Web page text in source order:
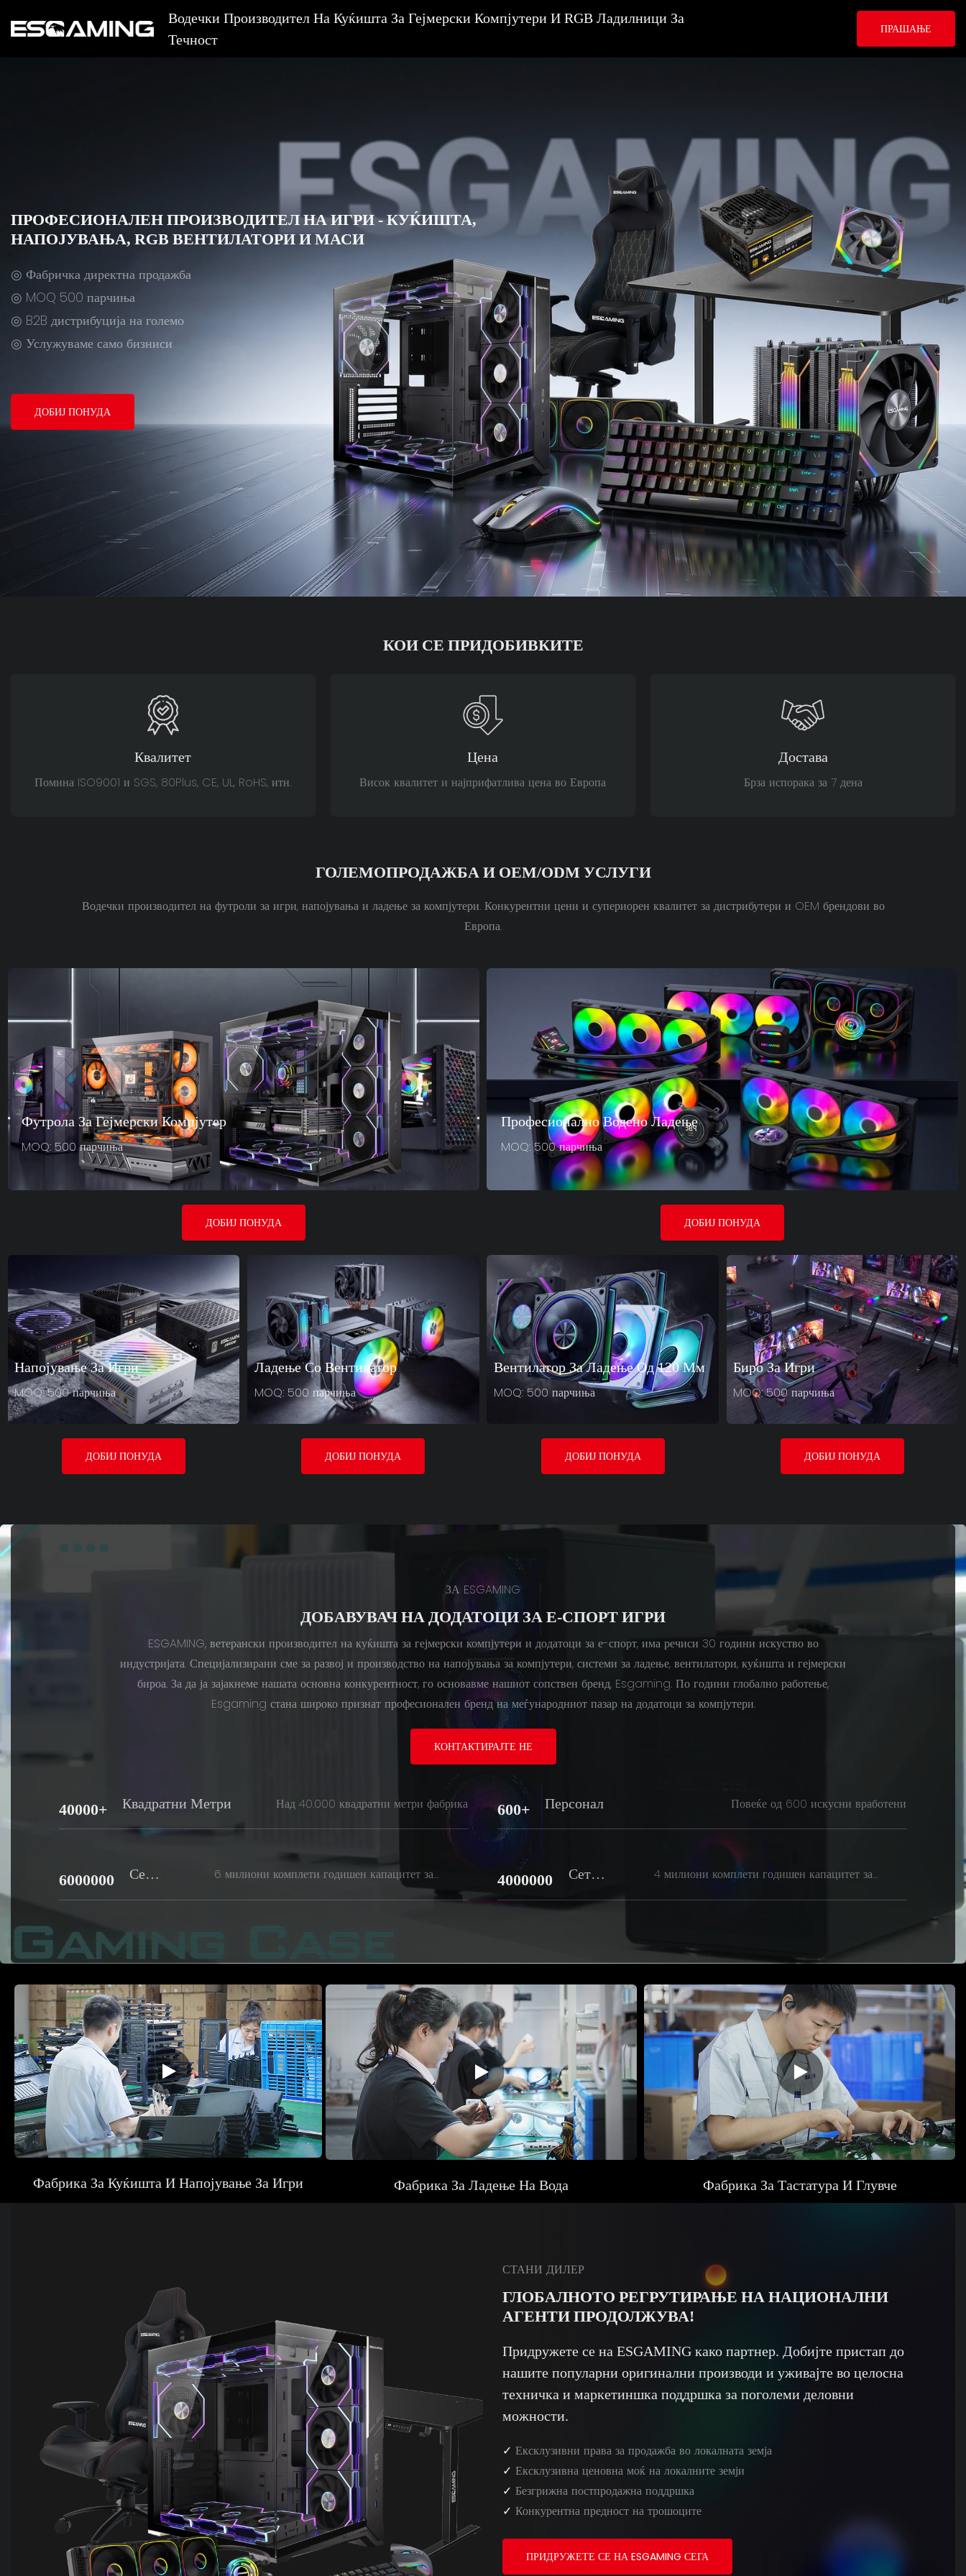
Водечки Производител На Куќишта За Гејмерски Компјутери И RGB Ладилници За
Течност
ПРАШАЊЕ
ПРОФЕСИОНАЛЕН ПРОИЗВОДИТЕЛ НА ИГРИ - КУЌИШТА,
НАПОЈУВАЊА, RGB ВЕНТИЛАТОРИ И МАСИ
◎ Фабричка директна продажба
◎ MOQ 500 парчиња
◎ B2B дистрибуција на големо
◎ Услужуваме само бизниси
ДОБИЈ ПОНУДА
КОИ СЕ ПРИДОБИВКИТЕ
Квалитет
Помина ISO9001 и SGS, 80Plus, CE, UL, RoHS, итн.
Цена
Висок квалитет и најприфатлива цена во Европа
Достава
Брза испорака за 7 дена
ГОЛЕМОПРОДАЖБА И OEM/ODM УСЛУГИ
Водечки производител на футроли за игри, напојувања и ладење за компјутери. Конкурентни цени и супериорен квалитет за дистрибутери и OEM брендови во
Европа.
Футрола За Гејмерски Компјутер
MOQ: 500 парчиња
ДОБИЈ ПОНУДА
Професионално Водено Ладење
MOQ: 500 парчиња
ДОБИЈ ПОНУДА
Напојување За Игри
MOQ: 500 парчиња
ДОБИЈ ПОНУДА
Ладење Со Вентилатор
MOQ: 500 парчиња
ДОБИЈ ПОНУДА
Вентилатор За Ладење Од 120 Мм
MOQ: 500 парчиња
ДОБИЈ ПОНУДА
Биро За Игри
MOQ: 500 парчиња
ДОБИЈ ПОНУДА
ЗА ESGAMING
ДОБАВУВАЧ НА ДОДАТОЦИ ЗА Е-СПОРТ ИГРИ
ESGAMING, ветерански производител на куќишта за гејмерски компјутери и додатоци за е-спорт, има речиси 30 години искуство во
индустријата. Специјализирани сме за развој и производство на напојувања за компјутери, системи за ладење, вентилатори, куќишта и гејмерски
бироа. За да ја зајакнеме нашата основна конкурентност, го основавме нашиот сопствен бренд, Esgaming. По години глобално работење,
Esgaming стана широко признат професионален бренд на меѓународниот пазар на додатоци за компјутери.
КОНТАКТИРАЈТЕ НЕ
40000+ Квадратни Метри Над 40.000 квадратни метри фабрика 600+ Персонал Повеќе од 600 искусни вработени
6000000
Сетов
И
6 милиони комплети годишен капацитет за
4000000
Сетов
И
4 милиони комплети годишен капацитет за
Фабрика За Куќишта И Напојување За Игри Фабрика За Ладење На Вода Фабрика За Тастатура И Глувче
СТАНИ ДИЛЕР
ГЛОБАЛНОТО РЕГРУТИРАЊЕ НА НАЦИОНАЛНИ
АГЕНТИ ПРОДОЛЖУВА!
Придружете се на ESGAMING како партнер. Добијте пристап до
нашите популарни оригинални производи и уживајте во целосна
техничка и маркетиншка поддршка за поголеми деловни
можности.
✓ Ексклузивни права за продажба во локалната земја
✓ Ексклузивна ценовна моќ на локалните земји
✓ Безгрижна постпродажна поддршка
✓ Конкурентна предност на трошоците
ПРИДРУЖЕТЕ СЕ НА ESGAMING СЕГА